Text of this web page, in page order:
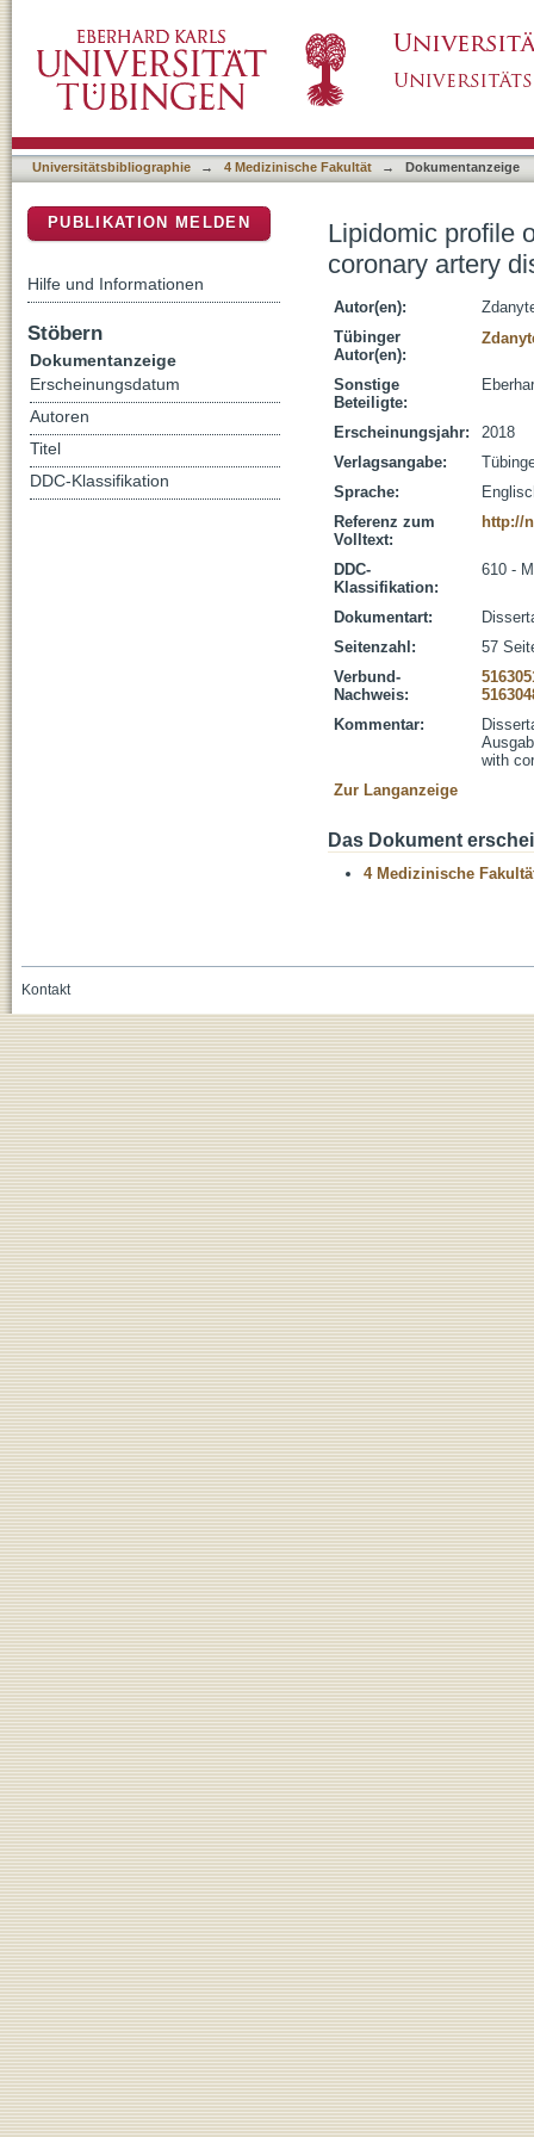
Universitätsbibliographie → 4 Medizinische Fakultät → Dokumentanzeige
Lipidomic profile
coronary artery
Autor(en):
Tübinger
Autor(en):
Sonstige
Beteiligte:
Erscheinungsjahr:
2018
Verlagsangabe:
Sprache:
Referenz zum
Volltext:
http://
DDC-
Klassifikation:
610 -
Dokumentart:
Seitenzahl:
57
Verbund-
Nachweis:
Kommentar:
with
Zur Langanzeige
Das Dokument
4 Medizinische
PUBLIKATION MELDEN
Hilfe und Informationen
Stöbern
Dokumentanzeige
Erscheinungsdatum
Autoren
Titel
DDC-Klassifikation
Kontakt